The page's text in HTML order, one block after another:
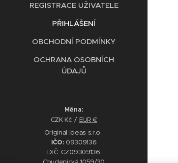
REGISTRACE UŽIVATELE
PŘIHLÁŠENÍ
OBCHODNÍ PODMÍNKY
OCHRANA OSOBNÍCH
ÚDAJŮ
Original ideas s.r.o.
IČO: 09309136
DIČ: CZ09309136
Měna
CZK Kč
EUR €